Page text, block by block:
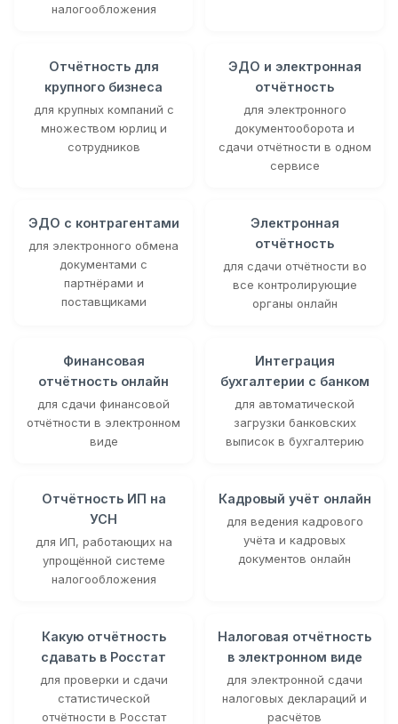
налогообложения
Отчётность для
крупного бизнеса
для крупных компаний с
множеством юрлиц и
сотрудников
ЭДО и электронная
отчётность
для электронного
документооборота и
сдачи отчётности в одном
сервисе
ЭДО с контрагентами
для электронного обмена
документами с
партнёрами и
поставщиками
Электронная
отчётность
для сдачи отчётности во
все контролирующие
органы онлайн
Финансовая
отчётность онлайн
для сдачи финансовой
отчётности в электронном
виде
Интеграция
бухгалтерии с банком
для автоматической
загрузки банковских
выписок в бухгалтерию
Отчётность ИП на
УСН
для ИП, работающих на
упрощённой системе
налогообложения
Кадровый учёт онлайн
для ведения кадрового
учёта и кадровых
документов онлайн
Какую отчётность
сдавать в Росстат
для проверки и сдачи
статистической
отчётности в Росстат
Налоговая отчётность
в электронном виде
для электронной сдачи
налоговых деклараций и
расчётов